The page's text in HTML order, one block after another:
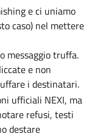
e ci uniamo
caso) nel mettere
messaggio truffa.
e non
i destinatari.
ufficiali NEXI, ma
refusi, testi
destare